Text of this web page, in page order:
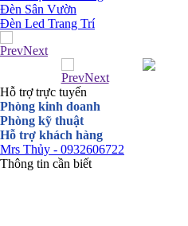
Đèn Sân Vườn
Đèn Led Trang Trí
PrevNext
PrevNext
Hỗ trợ trực tuyến
Phòng kinh doanh
Phòng kỹ thuật
Hỗ trợ khách hàng
Mrs Thủy - 0932606722
Thông tin cần biết